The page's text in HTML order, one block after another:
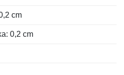
cm
0,2 cm